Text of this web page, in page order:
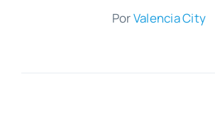
PorValen­cia City